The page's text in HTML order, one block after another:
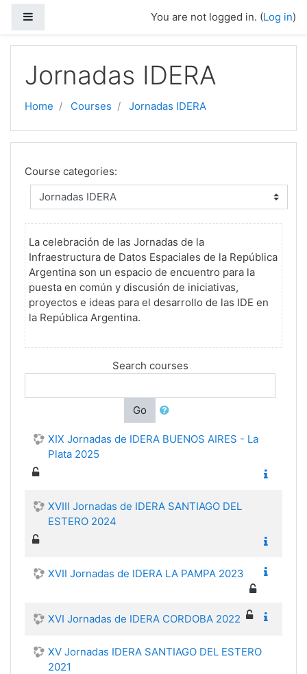
You are not logged in. (Log in)
Jornadas IDERA
Home Courses Jornadas IDERA
Course categories:
La celebración de las Jornadas de la
Infraestructura de Datos Espaciales de la República
Argentina son un espacio de encuentro para la
puesta en común y discusión de iniciativas,
proyectos e ideas para el desarrollo de las IDE en
la República Argentina.
Search courses
Go
XIX Jornadas de IDERA BUENOS AIRES - La
Plata 2025
XVIII Jornadas de IDERA SANTIAGO DEL
ESTERO 2024
XVII Jornadas de IDERA LA PAMPA 2023
XVI Jornadas de IDERA CORDOBA 2022
XV Jornadas IDERA SANTIAGO DEL ESTERO
2021